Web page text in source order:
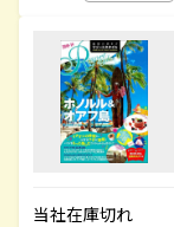
当社在庫切れ